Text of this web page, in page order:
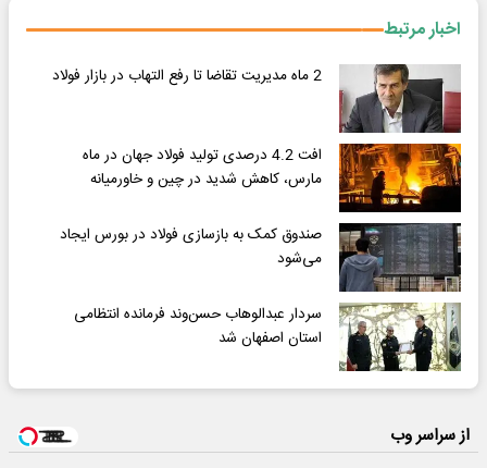
اخبار مرتبط
2 ماه مدیریت تقاضا تا رفع التهاب در بازار فولاد
افت 4.2 درصدی تولید فولاد جهان در ماه
مارس، کاهش شدید در چین و خاورمیانه
صندوق کمک به بازسازی فولاد در بورس ایجاد
می‌شود
سردار عبدالوهاب حسن‌وند فرمانده انتظامی
استان اصفهان شد
از سراسر وب